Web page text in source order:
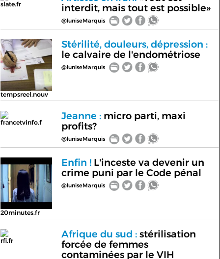
slate.fr
interdit, mais tout est possible»
@luniseMarquis
tempsreel.nouv
Stérilité, douleurs, dépression :
le calvaire de l'endométriose
@luniseMarquis
francetvinfo.f
Jeanne :micro parti, maxi
profits?
@luniseMarquis
20minutes.fr
Enfin !L'inceste va devenir un
crime puni par le Code pénal
@luniseMarquis
rfi.fr
Afrique du sud :stérilisation
forcée de femmes
contaminées par le VIH